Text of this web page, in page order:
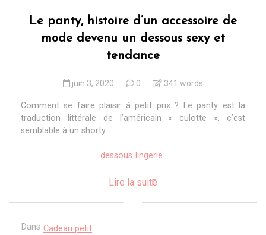
Le panty, histoire d’un accessoire de
mode devenu un dessous sexy et
tendance
juin 3, 2020 0 341 words
Comment se faire plaisir à petit prix ? Le panty est la
traduction littérale de l’américain « culotte », c’est
semblable à un shorty....
dessous lingerie
Lire la suite
Dans Cadeau petit